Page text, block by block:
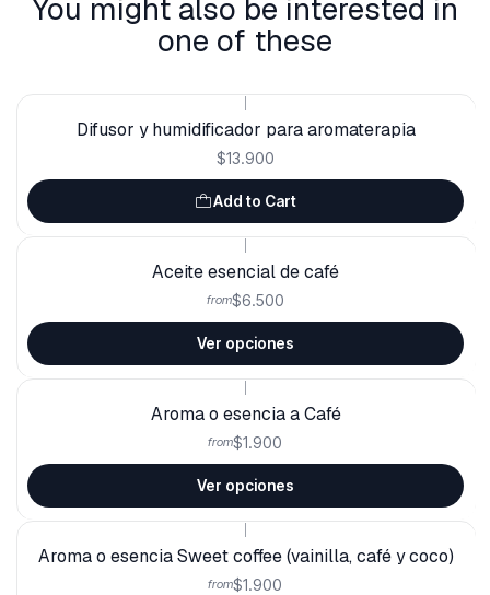
You might also be interested in
one of these
Difusor y humidificador para aromaterapia
$13.900
Add to Cart
Aceite esencial de café
from$6.500
Ver opciones
Aroma o esencia a Café
from$1.900
Ver opciones
Aroma o esencia Sweet coffee (vainilla, café y coco)
from$1.900